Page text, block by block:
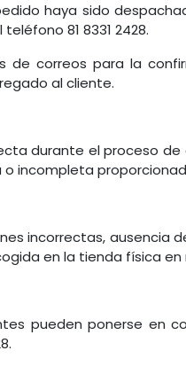
haya sido
teléfono 81 8331 2428.
correos para la
al cliente.
durante el proceso
incompleta
incorrectas, ausencia
en la tienda física en
pueden ponerse en